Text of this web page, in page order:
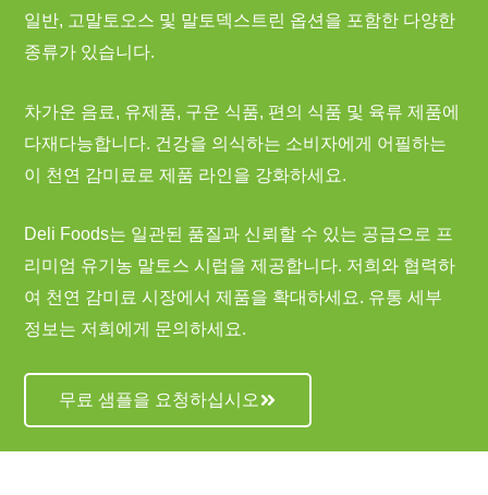
일반, 고말토오스 및 말토덱스트린 옵션을 포함한 다양한
종류가 있습니다.
차가운 음료, 유제품, 구운 식품, 편의 식품 및 육류 제품에
다재다능합니다. 건강을 의식하는 소비자에게 어필하는
이 천연 감미료로 제품 라인을 강화하세요.
Deli Foods는 일관된 품질과 신뢰할 수 있는 공급으로 프
리미엄 유기농 말토스 시럽을 제공합니다. 저희와 협력하
여 천연 감미료 시장에서 제품을 확대하세요. 유통 세부
정보는 저희에게 문의하세요.
무료 샘플을 요청하십시오